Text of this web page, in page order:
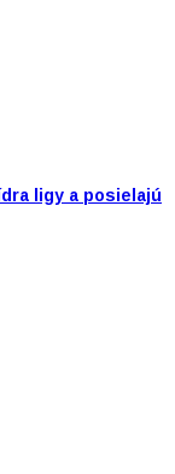
ligy a posielajú